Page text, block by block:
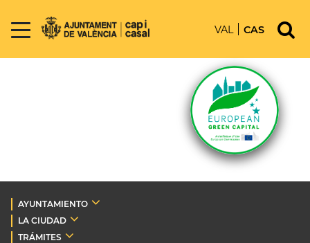
VAL CAS
AYUNTAMIENTO
LA CIUDAD
TRÁMITES